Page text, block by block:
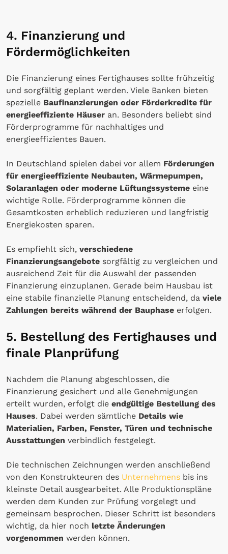
4. Finanzierung und
Fördermöglichkeiten
Die Finanzierung eines Fertighauses sollte frühzeitig
und sorgfältig geplant werden. Viele Banken bieten
spezielle Baufinanzierungen oder Förderkredite für
energieeffiziente Häuser an. Besonders beliebt sind
Förderprogramme für nachhaltiges und
energieeffizientes Bauen.
In Deutschland spielen dabei vor allem Förderungen
für energieeffiziente Neubauten, Wärmepumpen,
Solaranlagen oder moderne Lüftungssysteme eine
wichtige Rolle. Förderprogramme können die
Gesamtkosten erheblich reduzieren und langfristig
Energiekosten sparen.
Es empfiehlt sich, verschiedene
Finanzierungsangebote sorgfältig zu vergleichen und
ausreichend Zeit für die Auswahl der passenden
Finanzierung einzuplanen. Gerade beim Hausbau ist
eine stabile finanzielle Planung entscheidend, da viele
Zahlungen bereits während der Bauphase erfolgen.
5. Bestellung des Fertighauses und
finale Planprüfung
Nachdem die Planung abgeschlossen, die
Finanzierung gesichert und alle Genehmigungen
erteilt wurden, erfolgt die endgültige Bestellung des
Hauses. Dabei werden sämtliche Details wie
Materialien, Farben, Fenster, Türen und technische
Ausstattungen verbindlich festgelegt.
Die technischen Zeichnungen werden anschließend
von den Konstrukteuren des Unternehmens bis ins
kleinste Detail ausgearbeitet. Alle Produktionspläne
werden dem Kunden zur Prüfung vorgelegt und
gemeinsam besprochen. Dieser Schritt ist besonders
wichtig, da hier noch letzte Änderungen
vorgenommen werden können.